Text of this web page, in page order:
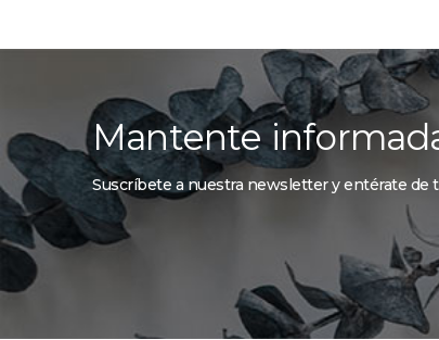
Mantente
Suscríbete a nuestra newsletter y entérate de